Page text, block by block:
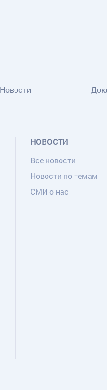
Новости
НОВОСТИ
Все новости
Новости по темам
СМИ о нас